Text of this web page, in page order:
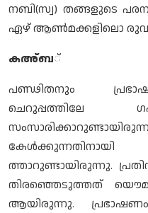
നബി(സ്വ) തങ്ങളുടെ
ഏഴ് ആണ്‍മക്കളിലൊ
കഅ്ബ്
പണ്ഢിതനും
ചെറുപ്പത്തിലേ
ത്താറുണ്ടായിരുന്നു.
തിരഞ്ഞെടുത്തത്
ആയിരുന്നു.